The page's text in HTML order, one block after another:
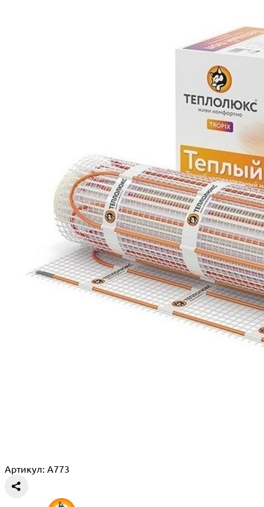
Артикул: A773